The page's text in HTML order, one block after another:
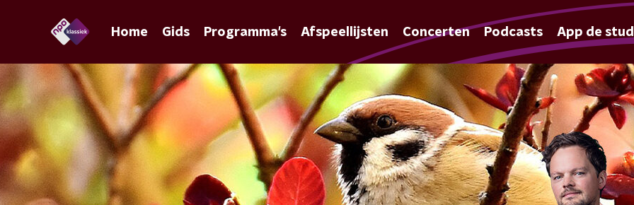
Home Gids Programma's Afspeellijsten Concerten Podcasts App de